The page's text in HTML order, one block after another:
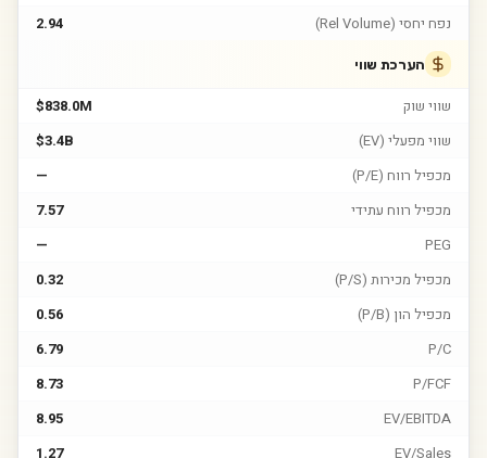
נפח יחסי (Rel Volume)
2.94
הערכת שווי
שווי שוק
$838.0M
שווי מפעלי (EV)
$3.4B
מכפיל רווח (P/E)
—
מכפיל רווח עתידי
7.57
PEG
—
מכפיל מכירות (P/S)
0.32
מכפיל הון (P/B)
0.56
P/C
6.79
P/FCF
8.73
EV/EBITDA
8.95
EV/Sales
1.27